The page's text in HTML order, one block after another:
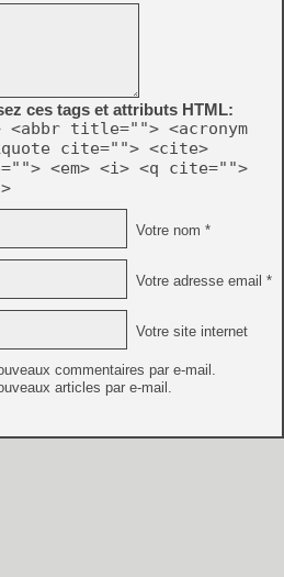
ces tags et attributs HTML:
title=""> <acronym
cite=""> <cite>
<em> <i> <q cite="">
Votre nom *
Votre adresse email *
Votre site internet
commentaires par e-mail.
articles par e-mail.